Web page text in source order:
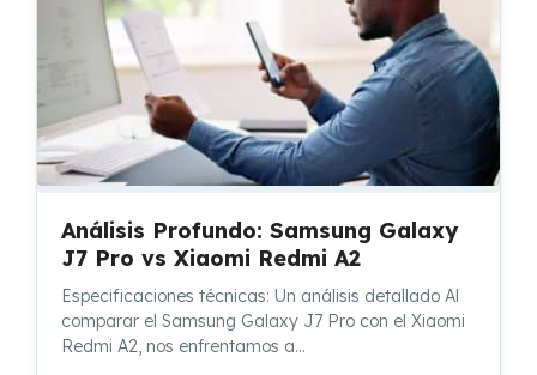
Análisis Profundo: Samsung Galaxy
J7 Pro vs Xiaomi Redmi A2
Especificaciones técnicas: Un análisis detallado Al
comparar el Samsung Galaxy J7 Pro con el Xiaomi
Redmi A2, nos enfrentamos a…